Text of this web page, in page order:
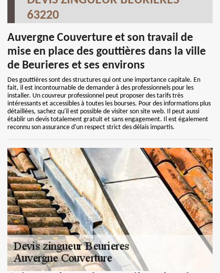
63220
Auvergne Couverture et son travail de
mise en place des gouttières dans la ville
de Beurieres et ses environs
Des gouttières sont des structures qui ont une importance capitale. En
fait, il est incontournable de demander à des professionnels pour les
installer. Un couvreur professionnel peut proposer des tarifs très
intéressants et accessibles à toutes les bourses. Pour des informations plus
détaillées, sachez qu'il est possible de visiter son site web. Il peut aussi
établir un devis totalement gratuit et sans engagement. Il est également
reconnu son assurance d'un respect strict des délais impartis.